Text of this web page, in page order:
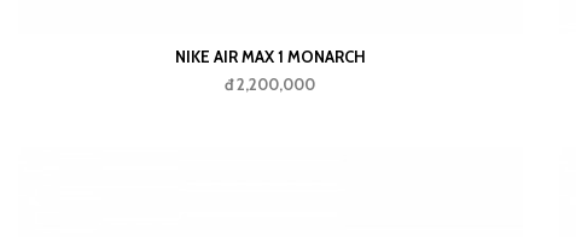
NIKE AIR MAX 1 MONARCH
đ 2,200,000